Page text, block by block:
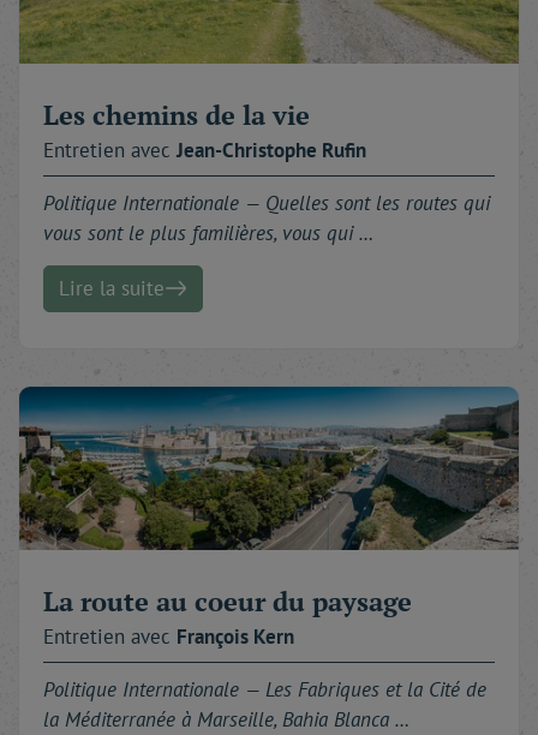
Les chemins de la vie
Entretien avecJean-Christophe Rufin
Politique Internationale — Quelles sont les routes qui
vous sont le plus familières, vous qui …
Lire la suite
La route au coeur du paysage
Entretien avec François Kern
Politique Internationale — Les Fabriques et la Cité de
la Méditerranée à Marseille, Bahia Blanca …